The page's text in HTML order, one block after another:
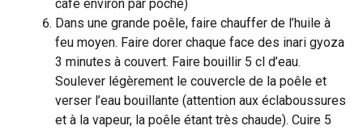
café environ par poche)
Dans une grande poêle, faire chauffer de l’huile à
feu moyen. Faire dorer chaque face des inari gyoza
3 minutes à couvert. Faire bouillir 5 cl d’eau.
Soulever légèrement le couvercle de la poêle et
verser l’eau bouillante (attention aux éclaboussures
et à la vapeur, la poêle étant très chaude). Cuire 5